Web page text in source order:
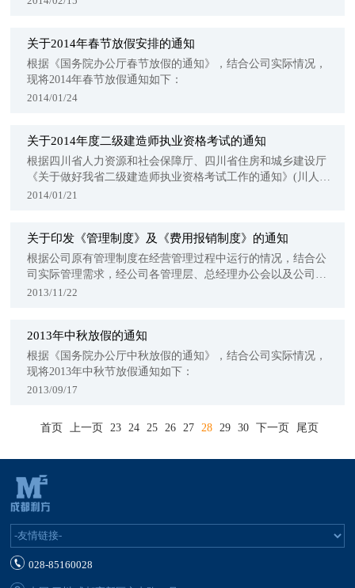
关于2014年春节放假安排的通知
根据《国务院办公厅春节放假的通知》，结合公司实际情况，
现将2014年春节放假通知如下：
2014/01/24
关于2014年度二级建造师执业资格考试的通知
根据四川省人力资源和社会保障厅、四川省住房和城乡建设厅
《关于做好我省二级建造师执业资格考试工作的通知》(川人社
办发...
2014/01/21
关于印发《管理制度》及《费用报销制度》的通知
根据公司原有管理制度在经营管理过程中运行的情况，结合公
司实际管理需求，经公司各管理层、总经理办公会以及公司年
度工作...
2013/11/22
2013年中秋放假的通知
根据《国务院办公厅中秋放假的通知》，结合公司实际情况，
现将2013年中秋节放假通知如下：
2013/09/17
首页 上一页 23 24 25 26 27 28 29 30 下一页 尾页
028-85160028